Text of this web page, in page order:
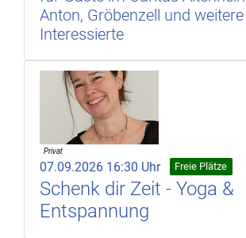
Anton, Gröbenzell und weitere
Interessierte
07.09.2026 16:30 Uhr Freie Plätze
Schenk dir Zeit - Yoga &
Entspannung